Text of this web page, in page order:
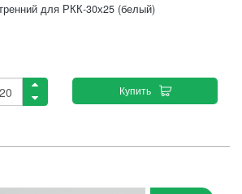
для РКК-30х25 (белый)
Купить